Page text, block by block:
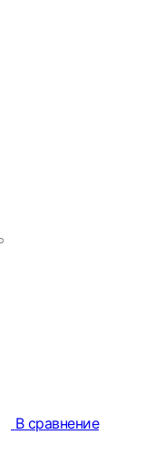
В сравнение